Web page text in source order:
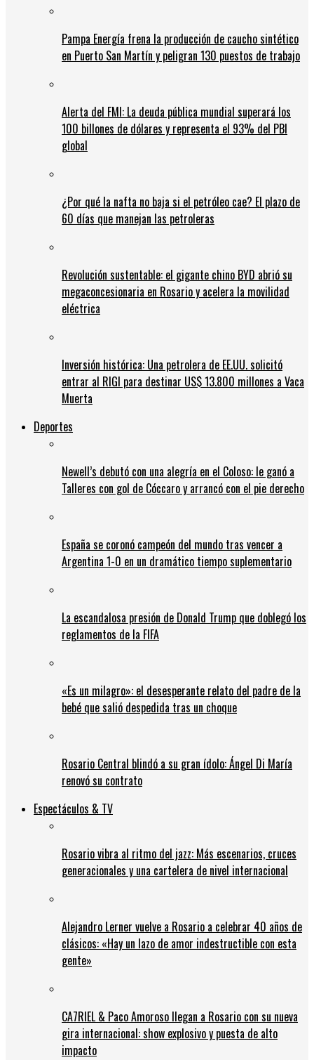
Pampa Energía frena la producción de caucho sintético
en Puerto San Martín y peligran 130 puestos de trabajo
Alerta del FMI: La deuda pública mundial superará los
100 billones de dólares y representa el 93% del PBI
global
¿Por qué la nafta no baja si el petróleo cae? El plazo de
60 días que manejan las petroleras
Revolución sustentable: el gigante chino BYD abrió su
megaconcesionaria en Rosario y acelera la movilidad
eléctrica
Inversión histórica: Una petrolera de EE.UU. solicitó
entrar al RIGI para destinar US$ 13.800 millones a Vaca
Muerta
Deportes
Newell’s debutó con una alegría en el Coloso: le ganó a
Talleres con gol de Cóccaro y arrancó con el pie derecho
España se coronó campeón del mundo tras vencer a
Argentina 1-0 en un dramático tiempo suplementario
La escandalosa presión de Donald Trump que doblegó los
reglamentos de la FIFA
«Es un milagro»: el desesperante relato del padre de la
bebé que salió despedida tras un choque
Rosario Central blindó a su gran ídolo: Ángel Di María
renovó su contrato
Espectáculos & TV
Rosario vibra al ritmo del jazz: Más escenarios, cruces
generacionales y una cartelera de nivel internacional
Alejandro Lerner vuelve a Rosario a celebrar 40 años de
clásicos: «Hay un lazo de amor indestructible con esta
gente»
CA7RIEL & Paco Amoroso llegan a Rosario con su nueva
gira internacional: show explosivo y puesta de alto
impacto